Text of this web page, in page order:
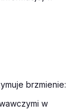
brzmienie:
w